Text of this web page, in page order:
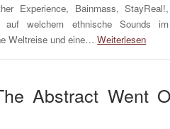
Experience, Bainmass, StayReal!,
auf welchem ethnische Sounds im
Weltreise und eine…Weiterlesen
Abstract Went